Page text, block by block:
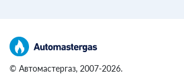
© Автомастергаз, 2007-2026.